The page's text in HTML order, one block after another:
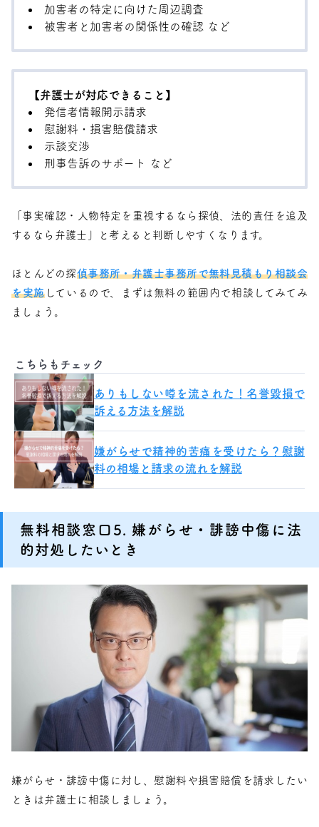
加害者の特定に向けた周辺調査
被害者と加害者の関係性の確認 など
【弁護士が対応できること】
発信者情報開示請求
慰謝料・損害賠償請求
示談交渉
刑事告訴のサポート など
「事実確認・人物特定を重視するなら探偵、法的責任を追及
するなら弁護士」と考えると判断しやすくなります。
ほとんどの探偵事務所・弁護士事務所で無料見積もり相談会
を実施しているので、まずは無料の範囲内で相談してみてみ
ましょう。
こちらもチェック
ありもしない噂を流された！名誉毀損で
訴える方法を解説
嫌がらせで精神的苦痛を受けたら？慰謝
料の相場と請求の流れを解説
無料相談窓口5. 嫌がらせ・誹謗中傷に法
的対処したいとき
嫌がらせ・誹謗中傷に対し、慰謝料や損害賠償を請求したい
ときは弁護士に相談しましょう。